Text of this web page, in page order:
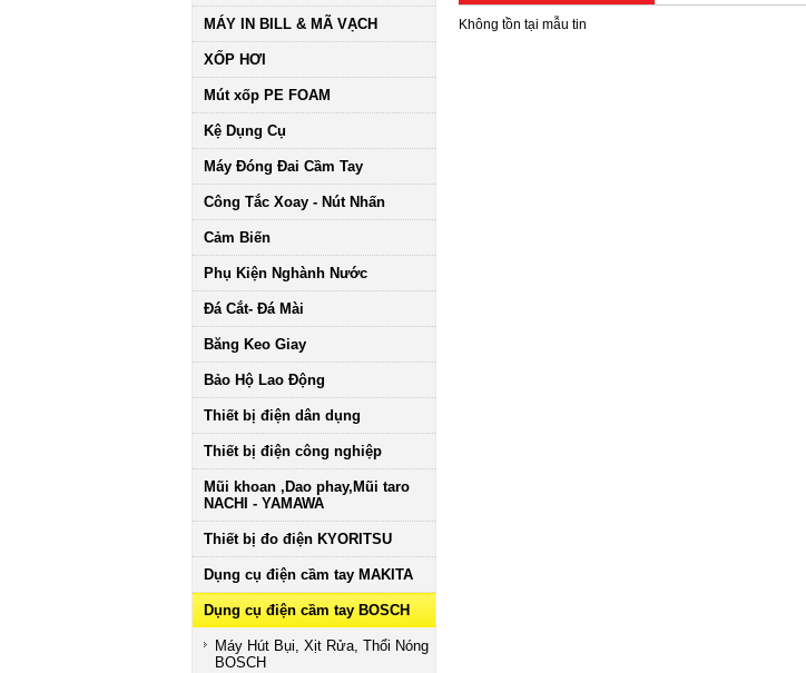
MÁY IN BILL & MÃ VẠCH
XỐP HƠI
Mút xốp PE FOAM
Kệ Dụng Cụ
Máy Đóng Đai Cầm Tay
Công Tắc Xoay - Nút Nhấn
Cảm Biến
Phụ Kiện Nghành Nước
Đá Cắt- Đá Mài
Băng Keo Giay
Bảo Hộ Lao Động
Thiết bị điện dân dụng
Thiết bị điện công nghiệp
Mũi khoan ,Dao phay,Mũi taro
NACHI - YAMAWA
Thiết bị đo điện KYORITSU
Dụng cụ điện cầm tay MAKITA
Dụng cụ điện cầm tay BOSCH
Máy Hút Bụi, Xịt Rửa, Thổi Nóng
BOSCH
Không tồn tại mẫu tin